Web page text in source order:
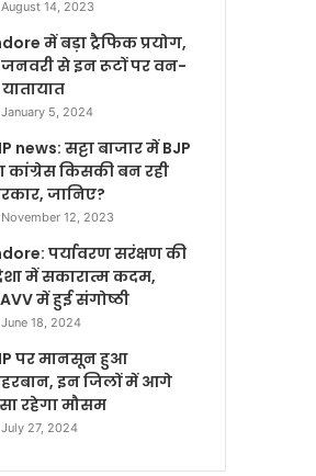
August 14, 2023
में बड़ा ट्रैफिक प्रयोग,
जनवरी से इन रूटों पर वन-
January 5, 2024
news: सट्टा बाजार में BJP
कांग्रेस किसकी बन रही
जानिए?
November 12, 2023
पर्यावरण सरंक्षण की
में सकारात्म कदम,
में हुई संगोष्ठी
June 18, 2024
पर मानसून हुआ
इन जिलों में आगे
रहेगा मौसम
July 27, 2024